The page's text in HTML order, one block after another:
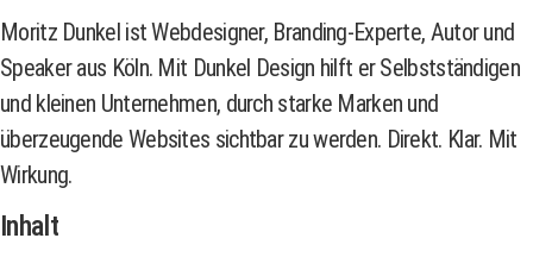
Moritz Dunkel ist Webdesigner, Branding-Experte, Autor und
Speaker aus Köln. Mit Dunkel Design hilft er Selbstständigen
und kleinen Unternehmen, durch starke Marken und
überzeugende Websites sichtbar zu werden. Direkt. Klar. Mit
Wirkung.
Inhalt